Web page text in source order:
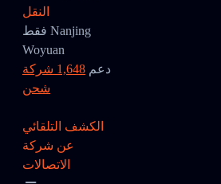
النقل
فقط Nanjing
Woyuan
دعم
1,648 شركة
شحن
الكشف التلقائي
عن شركة
الاتصالات